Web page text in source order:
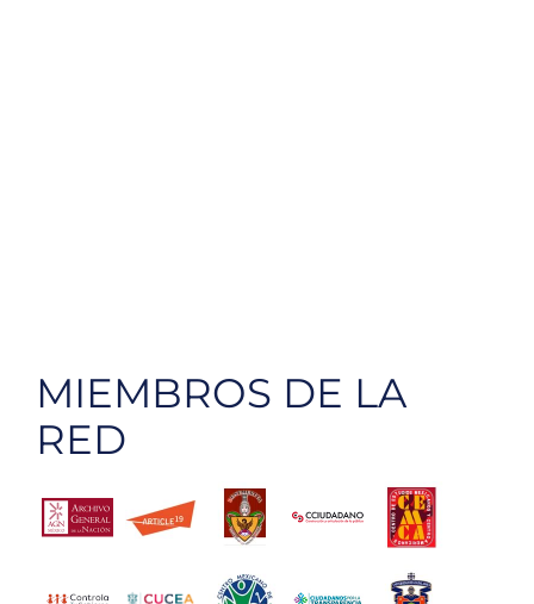
MIEMBROS DE LA
RED